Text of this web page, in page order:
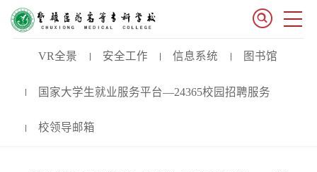
VR全景 安全工作 信息系统 图书馆
国家大学生就业服务平台—24365校园招聘服务
校领导邮箱